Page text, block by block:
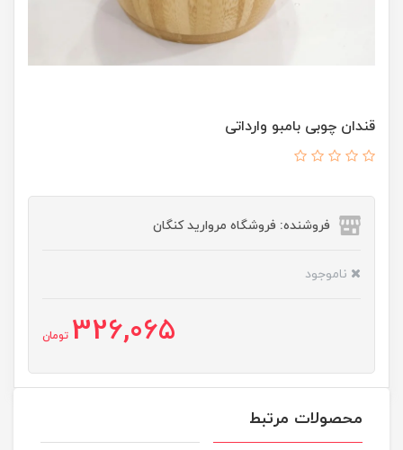
قندان چوبی بامبو وارداتی
فروشنده: فروشگاه مروارید کنگان
ناموجود
326,065 تومان
محصولات مرتبط